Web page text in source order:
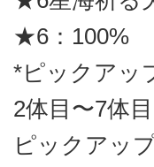
★6：100%
*ピックアッ
2体目〜7体目
ピックアッ